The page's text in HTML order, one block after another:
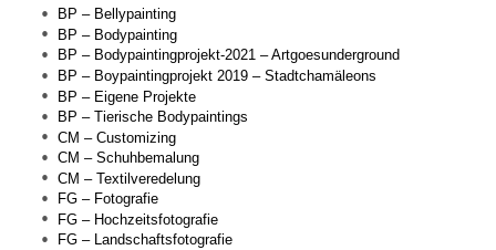
BP – Bellypainting
BP – Bodypainting
BP – Bodypaintingprojekt-2021 – Artgoesunderground
BP – Boypaintingprojekt 2019 – Stadtchamäleons
BP – Eigene Projekte
BP – Tierische Bodypaintings
CM – Customizing
CM – Schuhbemalung
CM – Textilveredelung
FG – Fotografie
FG – Hochzeitsfotografie
FG – Landschaftsfotografie